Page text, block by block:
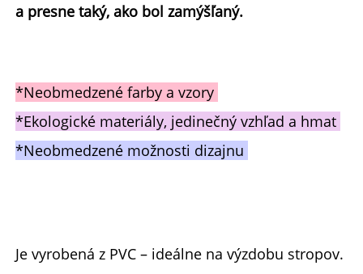
a presne taký, ako bol zamýšľaný.
*Neobmedzené farby a vzory
*Ekologické materiály, jedinečný vzhľad a hmat
*Neobmedzené možnosti dizajnu
Je vyrobená z PVC – ideálne na výzdobu stropov.